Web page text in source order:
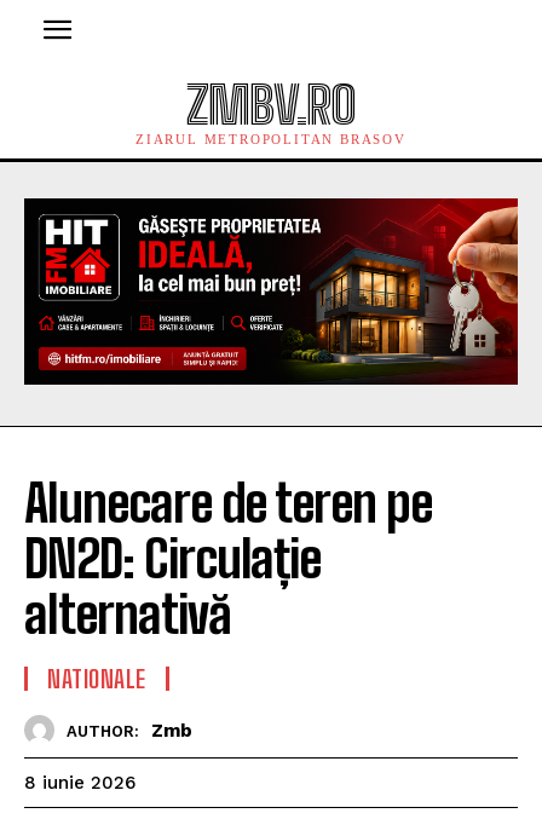
ZMBV.RO
ZIARUL METROPOLITAN BRASOV
Alunecare de teren pe
DN2D: Circulație
alternativă
NATIONALE
AUTHOR: Zmb
8 iunie 2026